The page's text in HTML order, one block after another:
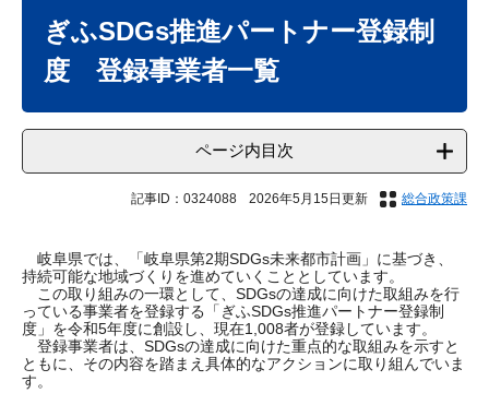
ぎふSDGs推進パートナー登録制
度 登録事業者一覧
ページ内目次
記事ID：0324088 2026年5月15日更新 総合政策課
岐阜県では、「岐阜県第2期SDGs未来都市計画」に基づき、
持続可能な地域づくりを進めていくこととしています。
この取り組みの一環として、SDGsの達成に向けた取組みを行
っている事業者を登録する「ぎふSDGs推進パートナー登録制
度」を令和5年度に創設し、現在1,008者が登録しています。
登録事業者は、SDGsの達成に向けた重点的な取組みを示すと
ともに、その内容を踏まえ具体的なアクションに取り組んでいま
す。